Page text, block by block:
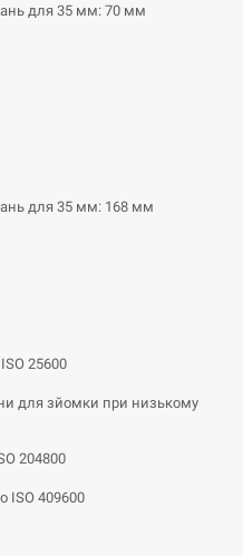
для 35 мм: 70 мм
для 35 мм: 168 мм
25600
для зйомки при низькому
204800
ISO 409600